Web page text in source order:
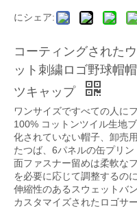
にシェア:
コーティングされた
ット刺繍ロゴ野球帽
ツキャップ
ワンサイズですべての人に
100% コットンツイル生地
化されていない帽子、卸売
たつば、6パネルの缶プリン
面ファスナー留めは柔軟な
を必要に応じて調整するの
伸縮性のあるスウェットバ
カスタマイズされたロゴサー